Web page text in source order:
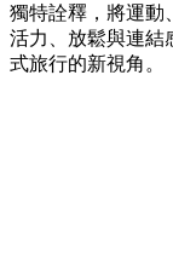
獨特詮釋，將運動
活力、放鬆與連結
式旅行的新視角。